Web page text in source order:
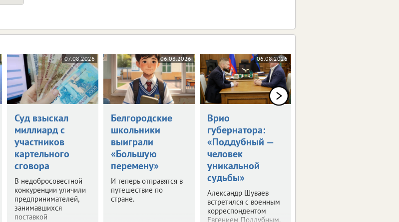
07.08.2026
Суд взыскал
миллиард с
участников
картельного
сговора
В недобросовестной
конкуренции уличили
предпринимателей,
занимавшихся
поставкой
06.08.2026
Белгородские
школьники
выиграли
«Большую
перемену»
И теперь отправятся в
путешествие по
стране.
06.08.2026
Врио
губернатора:
«Поддубный —
человек
уникальной
судьбы»
Александр Шуваев
встретился с военным
корреспондентом
Евгением Поддубным.